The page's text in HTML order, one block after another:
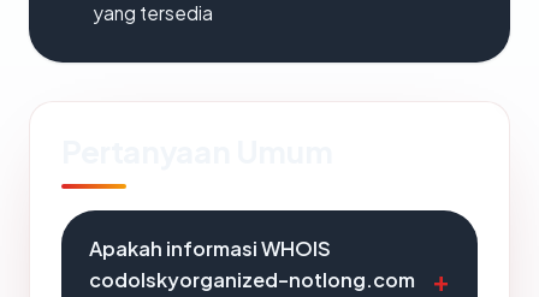
yang tersedia
Apakah informasi WHOIS
codolskyorganized-notlong.com